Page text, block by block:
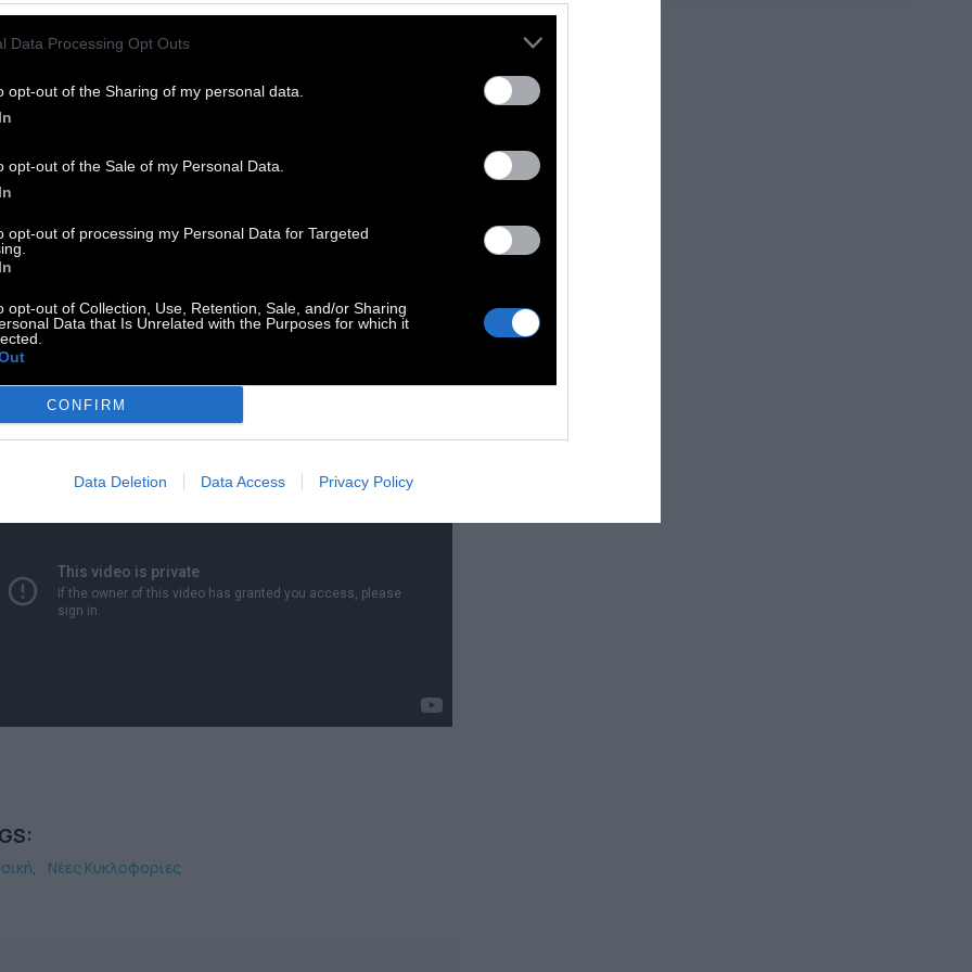
Data Processing Opt Outs
opt-out of the Sharing of my personal data.
opt-out of the Sale of my Personal Data.
opt-out of processing my Personal Data for Targeted
opt-out of Collection, Use, Retention, Sale, and/or Sharing
Data that Is Unrelated with the Purposes for which it
CONFIRM
Data Deletion Data Access Privacy Policy
παράδειγμα είναι ξεκάθαρα μια μορφή
τροφής για μια γενιά που χρειάζεται
Νέες Κυκλοφορίες